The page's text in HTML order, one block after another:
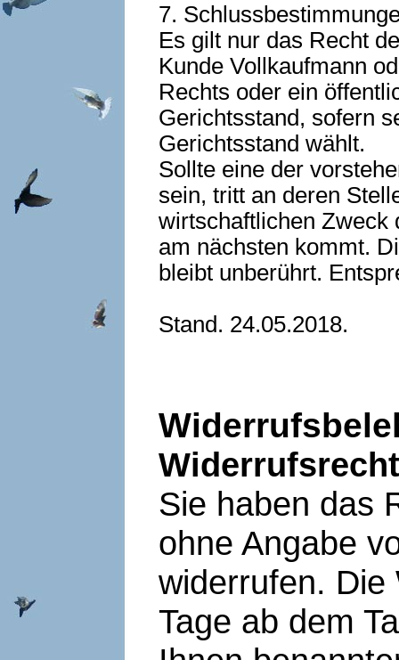
7.
Es gilt nur das Recht
Kunde Vollkaufmann
Rechts oder ein
Gerichtsstand, sofern
Gerichtsstand wählt.
Sollte eine der
sein, tritt an deren
wirtschaftlichen Zweck
am nächsten kommt.
bleibt unberührt.
Stand. 24.05.2018.
Widerrufsrecht
Sie haben das
ohne Angabe
widerrufen.
Tage ab dem